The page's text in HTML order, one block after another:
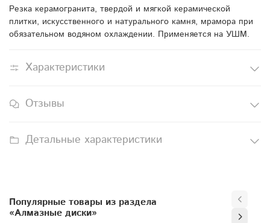
Резка керамогранита, твердой и мягкой керамической
плитки, искусственного и натурального камня, мрамора при
обязательном водяном охлаждении. Применяется на УШМ.
Характеристики
Отзывы
Детальные характеристики
Популярные товары из раздела
«Алмазные диски»